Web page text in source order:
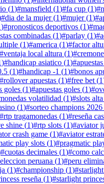
(1)#mansfield (1)#fa cup (1)#
#dia de la mujer(1)#mujer(1)#
)#pronosticos deportivos (1)#
combinadas (1)#parlay (1)#
(1)#america (1)#factor
#ventaja local altura (1)#
)#handicap asiatico (1)#
(1)#handicap -1 (1)#bonos
#rollover apuestas (1)#free bet (1
goles (1)#apuestas goles (1)#
volatilidad (1)#slots
(1)#sorteo champions 2026
#rtp tragamonedas (1)#reseña
shine (1)#rtp slots (1)#aviator
crash game (1)#aviator
play slots (1)#pragmatic
#cuotas decimales (1)#como
peruana (1)#peru
(1)#championship (1)#
reseña (1)#starlight